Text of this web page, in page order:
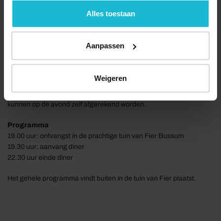
de knoppen accepteren, beheren of weigeren.
Alles toestaan
Aanpassen
Weigeren
Sit down and take it away habibi
Welkom habibi! Waan je in het Midden Oosten op ons terras vol met
tafels op ruim 1,5 meter afstand van elkaar. Het drie gangen diner
wordt ter plekke bereid door de chefs. In de bar serveren ze
Oriental Gin & Tonic. De menuprijs voor het Midden-Oosterse diner
bedraagt € 49,50 per persoon. Dit is exclusief drankjes, deze
kunnen op de avond zelf afgerekend worden.
Programma
19.00 uur: ontvangst in de prachtige tuin van Fier Bussum
19.30 uur: aanvang diner
22.30 uur einde diner
Het gehele programma vindt buiten in de tuin van Fier plaatst.